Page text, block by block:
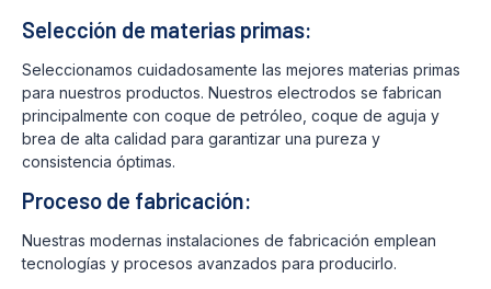
Selección de materias primas:
Seleccionamos cuidadosamente las mejores materias primas
para nuestros productos. Nuestros electrodos se fabrican
principalmente con coque de petróleo, coque de aguja y
brea de alta calidad para garantizar una pureza y
consistencia óptimas.
Proceso de fabricación:
Nuestras modernas instalaciones de fabricación emplean
tecnologías y procesos avanzados para producirlo.